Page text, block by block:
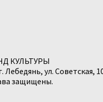
КУЛЬТУРЫ
Лебедянь, ул. Советская,
защищены.